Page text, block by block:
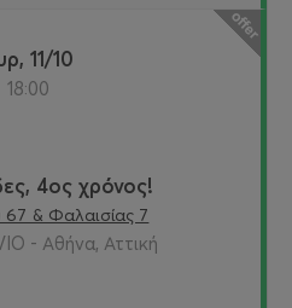
11/10
18:00
4ος χρόνος!
& Φαλαισίας 7
- Αθήνα, Αττική